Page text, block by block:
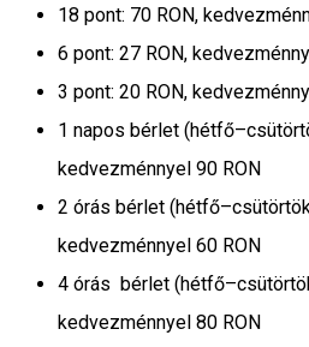
18 pont: 70 RON,
6 pont: 27 RON,
3 pont: 20 RON,
1 napos bérlet
kedvezménnyel 90 RON
2 órás bérlet
kedvezménnyel 60 RON
4 órás bérlet
kedvezménnyel 80 RON